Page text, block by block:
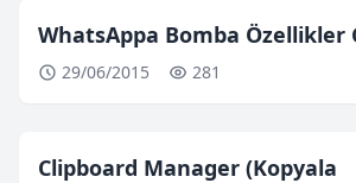
WhatsAppa Bomba Özellikler
29/06/2015 281
Clipboard Manager (Kopyala